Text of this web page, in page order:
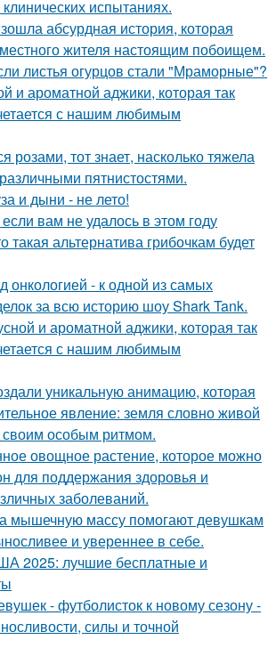
испытаниях.
абсурдная история, которая
жителя настоящим побоищем.
листья огурцов стали "Мраморные"?
и ароматной аджики, которая так
с нашим любимым
розами, тот знает, насколько тяжела
пятнистостями.
и дыни - не лето!
вам не удалось в этом году
такая альтернатива грибочкам будет
онкологией - к одной из самых
за всю историю шоу Shark Tank.
и ароматной аджики, которая так
с нашим любимым
уникальную анимацию, которая
явление: земля словно живой
особым ритмом.
овощное растение, которое можно
для поддержания здоровья и
заболеваний.
мышечную массу помогают девушкам
и увереннее в себе.
2025: лучшие бесплатные и
- футболисток к новому сезону -
силы и точной